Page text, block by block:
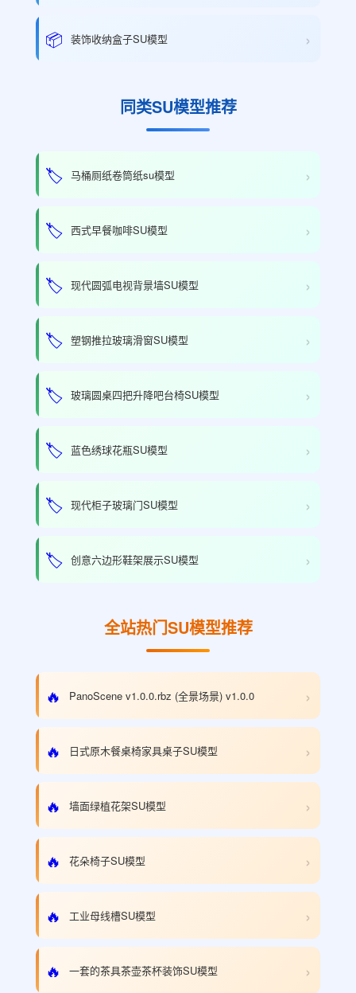
📦 装饰收纳盒子SU模型 ›
同类SU模型推荐
🏷️ 马桶厕纸卷筒纸su模型 ›
🏷️ 西式早餐咖啡SU模型 ›
🏷️ 现代圆弧电视背景墙SU模型 ›
🏷️ 塑钢推拉玻璃滑窗SU模型 ›
🏷️ 玻璃圆桌四把升降吧台椅SU模型 ›
🏷️ 蓝色绣球花瓶SU模型 ›
🏷️ 现代柜子玻璃门SU模型 ›
🏷️ 创意六边形鞋架展示SU模型 ›
全站热门SU模型推荐
🔥 PanoScene v1.0.0.rbz (全景场景) v1.0.0 ›
🔥 日式原木餐桌椅家具桌子SU模型 ›
🔥 墙面绿植花架SU模型 ›
🔥 花朵椅子SU模型 ›
🔥 工业母线槽SU模型 ›
🔥 一套的茶具茶壶茶杯装饰SU模型 ›